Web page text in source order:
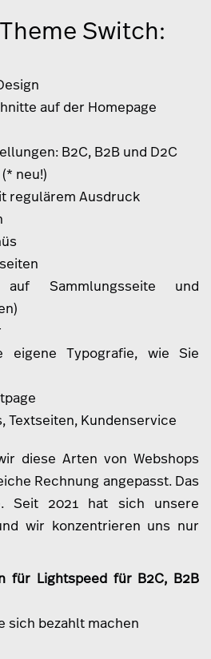
Switch:
auf der Homepage
B2C, B2B und D2C
neu!)
regulärem Ausdruck
auf Sammlungsseite und
eigene Typografie, wie Sie
Textseiten, Kundenservice
diese Arten von Webshops
Rechnung angepasst. Das
Seit 2021 hat sich unsere
wir konzentrieren uns nur
für Lightspeed für B2C, B2B
sich bezahlt machen